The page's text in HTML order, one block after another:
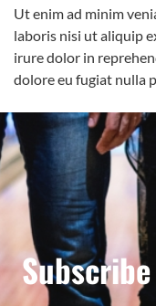
Ut enim ad minim
laboris nisi ut aliquip
irure dolor in
dolore eu fugiat nulla